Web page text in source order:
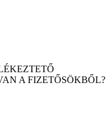
A FIZETŐSÖKBŐL?